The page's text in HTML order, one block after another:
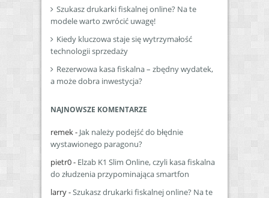
Szukasz drukarki fiskalnej online? Na te
modele warto zwrócić uwagę!
Kiedy kluczowa staje się wytrzymałość
technologii sprzedaży
Rezerwowa kasa fiskalna – zbędny wydatek,
a może dobra inwestycja?
NAJNOWSZE KOMENTARZE
remek- Jak należy podejść do błędnie
wystawionego paragonu?
pietr0- Elzab K1 Slim Online, czyli kasa fiskalna
do złudzenia przypominająca smartfon
larry-Szukasz drukarki fiskalnej online? Na te